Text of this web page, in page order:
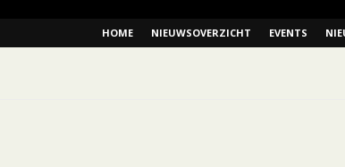
HOME NIEUWSOVERZICHT EVENTS